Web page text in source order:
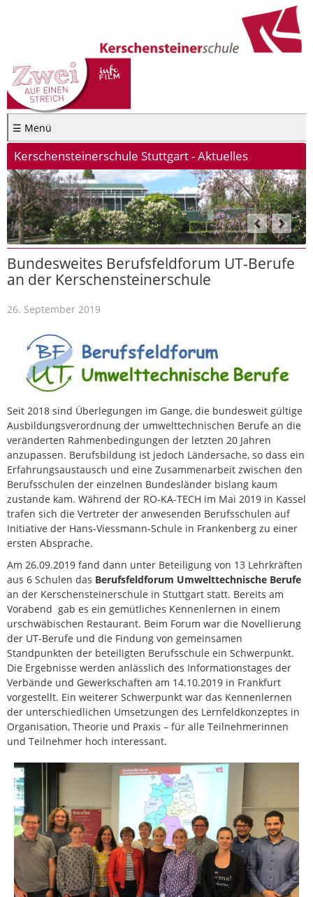
☰ Menü
Kerschensteinerschule Stuttgart - Aktuelles
Bundesweites Berufsfeldforum UT-Berufe
an der Kerschensteinerschule
26. September 2019
Seit 2018 sind Überlegungen im Gange, die bundesweit gültige
Ausbildungsverordnung der umwelttechnischen Berufe an die
veränderten Rahmenbedingungen der letzten 20 Jahren
anzupassen. Berufsbildung ist jedoch Ländersache, so dass ein
Erfahrungsaustausch und eine Zusammenarbeit zwischen den
Berufsschulen der einzelnen Bundesländer bislang kaum
zustande kam. Während der RO-KA-TECH im Mai 2019 in Kassel
trafen sich die Vertreter der anwesenden Berufsschulen auf
Initiative der Hans-Viessmann-Schule in Frankenberg zu einer
ersten Absprache.
Am 26.09.2019 fand dann unter Beteiligung von 13 Lehrkräften
aus 6 Schulen das Berufsfeldforum Umwelttechnische Berufe
an der Kerschensteinerschule in Stuttgart statt. Bereits am
Vorabend gab es ein gemütliches Kennenlernen in einem
urschwäbischen Restaurant. Beim Forum war die Novellierung
der UT-Berufe und die Findung von gemeinsamen
Standpunkten der beteiligten Berufsschule ein Schwerpunkt.
Die Ergebnisse werden anlässlich des Informationstages der
Verbände und Gewerkschaften am 14.10.2019 in Frankfurt
vorgestellt. Ein weiterer Schwerpunkt war das Kennenlernen
der unterschiedlichen Umsetzungen des Lernfeldkonzeptes in
Organisation, Theorie und Praxis – für alle Teilnehmerinnen
und Teilnehmer hoch interessant.